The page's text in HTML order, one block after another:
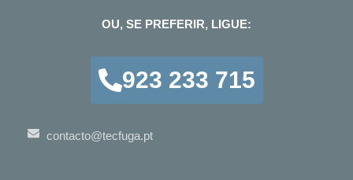
OU, SE PREFERIR, LIGUE:
923 233 715
contacto@tecfuga.pt